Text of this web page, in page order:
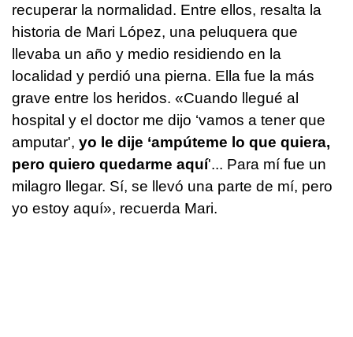
recuperar la normalidad. Entre ellos, resalta la
historia de Mari López, una peluquera que
llevaba un año y medio residiendo en la
localidad y perdió una pierna. Ella fue la más
grave entre los heridos. «Cuando llegué al
hospital y el doctor me dijo ‘vamos a tener que
amputar', yo le dije ‘ampúteme lo que quiera,
pero quiero quedarme aquí'... Para mí fue un
milagro llegar. Sí, se llevó una parte de mí, pero
yo estoy aquí», recuerda Mari.